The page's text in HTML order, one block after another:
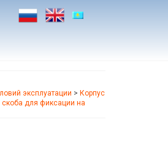
эксплуатации > Корпус
для фиксации на